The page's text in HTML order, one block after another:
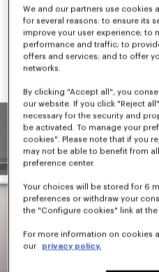
Como uno de los primeros en
streetwear y la moda de lujo,
las tendencias más influyentes
We and our partners use cookies
for several reasons: to ensure its
improve your user experience; to
performance and traffic; to
offers and services; and to offer
networks.
By clicking "Accept all", you
our website. If you click "Reject
necessary for the security and
be activated. To manage your
cookies". Please note that if you
may not be able to benefit from
preference center.
Your choices will be stored for 6
preferences or withdraw your
the "Configure cookies" link at
For more information on cookies
our
privacy policy.